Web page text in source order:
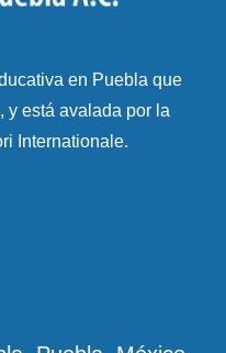
en Puebla que
y está avalada por la
Internationale.